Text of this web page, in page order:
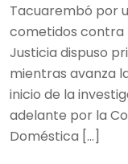
Tacuarembó por
cometidos contra
Justicia dispuso
mientras avanza
inicio de la
adelante por la
Doméstica […]